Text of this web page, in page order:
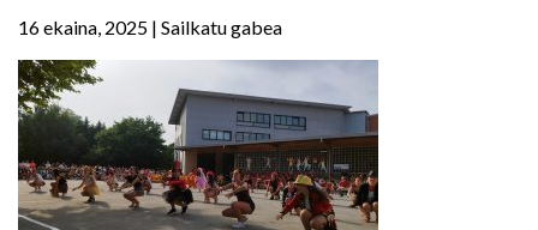
16 ekaina, 2025 | Sailkatu gabea